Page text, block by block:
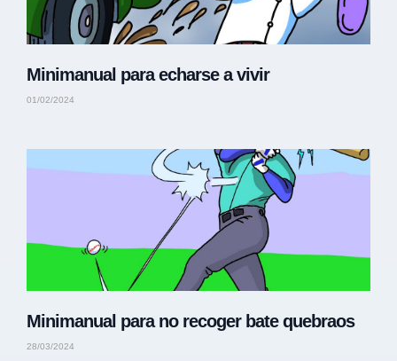
Minimanual para echarse a vivir
01/02/2024
Minimanual para no recoger bate quebraos
28/03/2024